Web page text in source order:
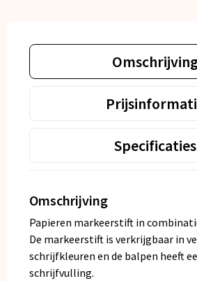
Omschrijving
Specificaties
Omschrijving
Papieren markeerstift in
De markeerstift is verkrijgbaar in
schrijfkleuren en de balpen heeft
schrijfvulling.